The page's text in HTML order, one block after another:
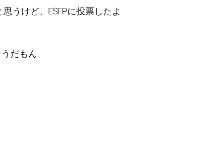
うけど、ESFPに投票したよ
だもん